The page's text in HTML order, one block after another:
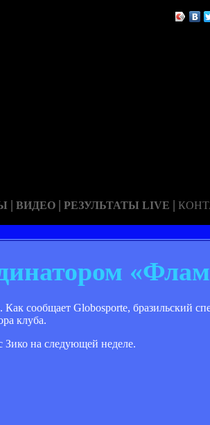
| ВИДЕО | РЕЗУЛЬТАТЫ LIVE |
сообщает Globosporte, бразильский
клуба.
Зико на следующей неделе.